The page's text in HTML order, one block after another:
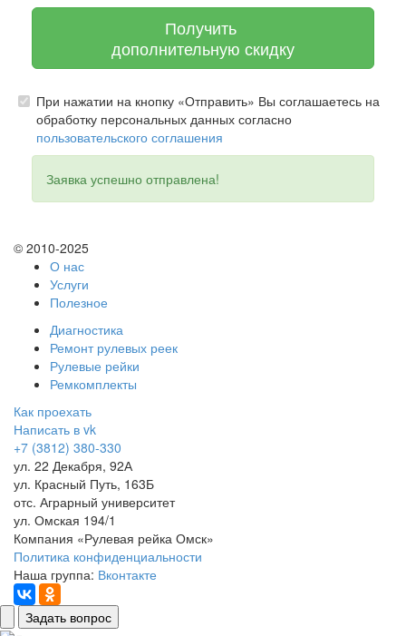
Получить
дополнительную скидку
При нажатии на кнопку «Отправить» Вы соглашаетесь на
обработку персональных данных согласно
пользовательского соглашения
Заявка успешно отправлена!
© 2010-2025
О нас
Услуги
Полезное
Диагностика
Ремонт рулевых реек
Рулевые рейки
Ремкомплекты
Как проехать
Написать в vk
+7 (3812) 380-330
ул. 22 Декабря, 92А
ул. Красный Путь, 163Б
отс. Аграрный университет
ул. Омская 194/1
Компания «Рулевая рейка Омск»
Политика конфиденциальности
Наша группа: Вконтакте
Задать вопрос